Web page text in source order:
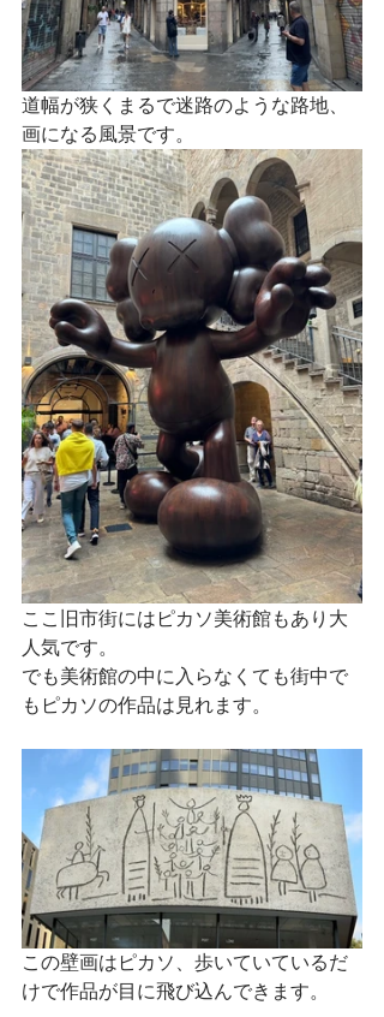
道幅が狭くまるで迷路のような路地、
画になる風景です。
ここ旧市街にはピカソ美術館もあり大
人気です。
でも美術館の中に入らなくても街中で
もピカソの作品は見れます。
この壁画はピカソ、歩いていているだ
けで作品が目に飛び込んできます。